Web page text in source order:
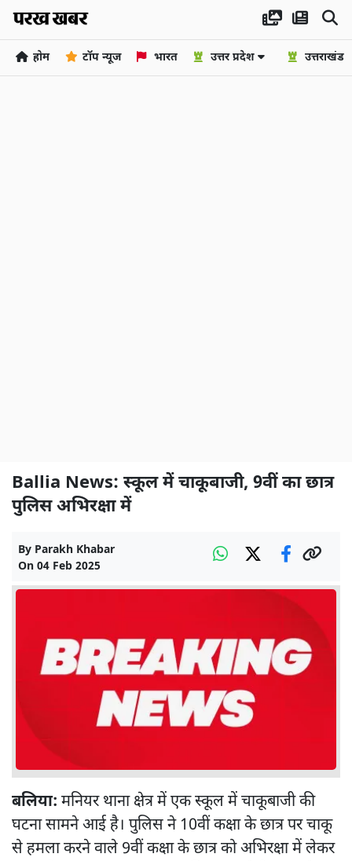
होम टॉप न्यूज भारत उत्तर प्रदेश उत्तराखंड
Ballia News: स्कूल में चाकूबाजी, 9वीं का छात्र
पुलिस अभिरक्षा में
By Parakh Khabar
On 04 Feb 2025
बलिया: मनियर थाना क्षेत्र में एक स्कूल में चाकूबाजी की
घटना सामने आई है। पुलिस ने 10वीं कक्षा के छात्र पर चाकू
से हमला करने वाले 9वीं कक्षा के छात्र को अभिरक्षा में लेकर